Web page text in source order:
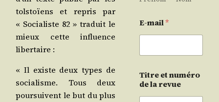
tol­stoïens et repris par
« Socia­liste 82 » tra­duit le
mieux cette influence
libertaire :
« Il existe deux types de
socia­lisme. Tous deux
pour­suivent le but du plus
E-mail*
Titre et numéro
de la revue